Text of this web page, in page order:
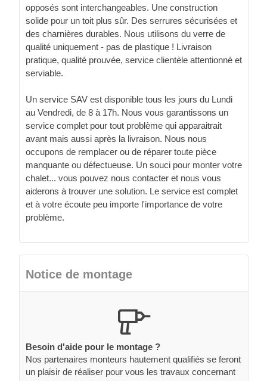
opposés sont interchangeables. Une construction
solide pour un toit plus sûr. Des serrures sécurisées et
des charnières durables. Nous utilisons du verre de
qualité uniquement - pas de plastique ! Livraison
pratique, qualité prouvée, service clientèle attentionné et
serviable.
Un service SAV est disponible tous les jours du Lundi
au Vendredi, de 8 à 17h. Nous vous garantissons un
service complet pour tout problème qui apparaitrait
avant mais aussi après la livraison. Nous nous
occupons de remplacer ou de réparer toute pièce
manquante ou défectueuse. Un souci pour monter votre
chalet... vous pouvez nous contacter et nous vous
aiderons à trouver une solution. Le service est complet
et à votre écoute peu importe l'importance de votre
problème.
Notice de montage
Besoin d'aide pour le montage ?
Nos partenaires monteurs hautement qualifiés se feront
un plaisir de réaliser pour vous les travaux concernant